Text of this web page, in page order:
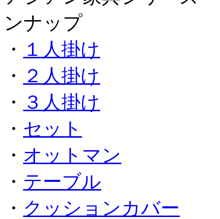
ンナップ
・
１人掛け
・
２人掛け
・ ３人掛け
・ セット
・ オットマン
・ テーブル
・ クッションカバー